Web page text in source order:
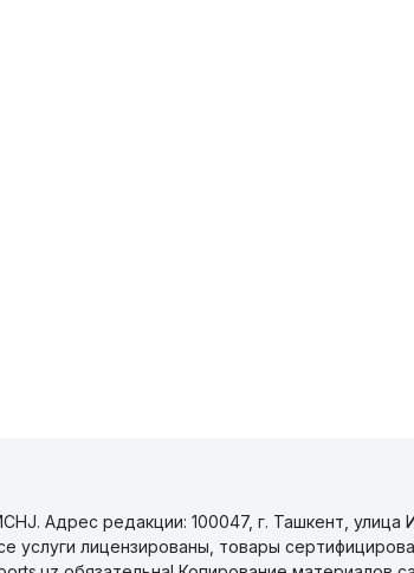
Адрес редакции: 100047, г. Ташкент, улица
услуги лицензированы, товары